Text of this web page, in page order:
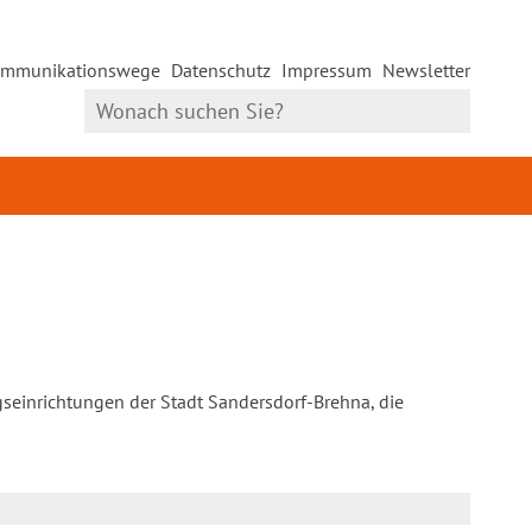
Datenschutz Impressum Newsletter
der Stadt Sandersdorf-Brehna, die